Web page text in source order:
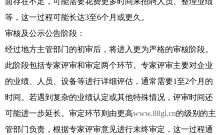
等，这一过程可能长达3至6个月或更久。
审核及公示公告阶段：
经过地方主管部门的初审后，将进入更为严格的审核阶段。
此阶段包括专家评审和审定两个环节。专家评审主要对企业
的业绩、人员、设备等进行详细评估，通常需要1至2个月的
时间。若遇到复杂的业绩认定或其他特殊情况，评审时间还
可能进一步延长。审定环节则由更高www.88gl.cn的级别的主
管部门负责，根据专家评审意见进行末终审定，这一过程通